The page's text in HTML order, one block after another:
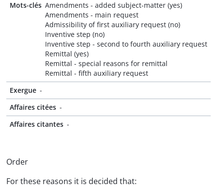
Mots-clés Amendments - added subject-matter (yes)
Amendments - main request
Admissibility of first auxiliary request (no)
Inventive step (no)
Inventive step - second to fourth auxiliary request
Remittal (yes)
Remittal - special reasons for remittal
Remittal - fifth auxiliary request
Exergue -
Affaires citées -
Affaires citantes -
Order
For these reasons it is decided that: